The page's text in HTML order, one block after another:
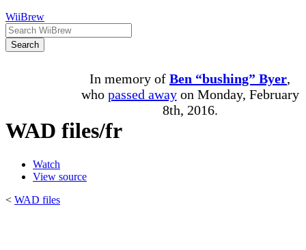
WiiBrew
Search
In memory of Ben “bushing” Byer,
who passed awayon Monday, February
8th, 2016.
WAD files/fr
Watch
View source
< WAD files